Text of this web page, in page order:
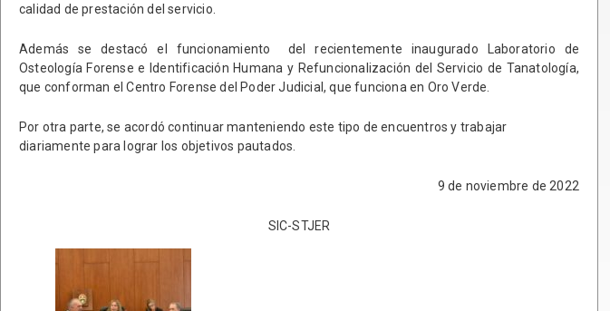
calidad de prestación del servicio.
Además se destacó el funcionamiento del recientemente inaugurado Laboratorio de
Osteología Forense e Identificación Humana y Refuncionalización del Servicio de Tanatología,
que conforman el Centro Forense del Poder Judicial, que funciona en Oro Verde.
Por otra parte, se acordó continuar manteniendo este tipo de encuentros y trabajar
diariamente para lograr los objetivos pautados.
9 de noviembre de 2022
SIC-STJER